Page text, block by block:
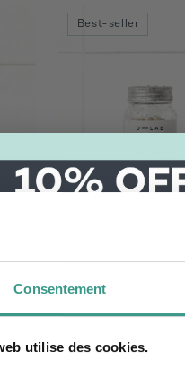
Consentement
utilise des cookies.
Best-seller
Collagène
hyaluronique
70€
firstname
Email